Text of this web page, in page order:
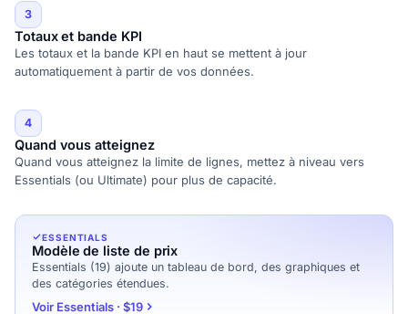
3
Totaux et bande KPI
Les totaux et la bande KPI en haut se mettent à jour
automatiquement à partir de vos données.
4
Quand vous atteignez
Quand vous atteignez la limite de lignes, mettez à niveau vers
Essentials (ou Ultimate) pour plus de capacité.
ESSENTIALS
Modèle de liste de prix
Essentials (19) ajoute un tableau de bord, des graphiques et
des catégories étendues.
Voir Essentials · $19